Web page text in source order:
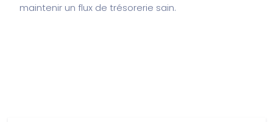
maintenir un flux de trésorerie sain.